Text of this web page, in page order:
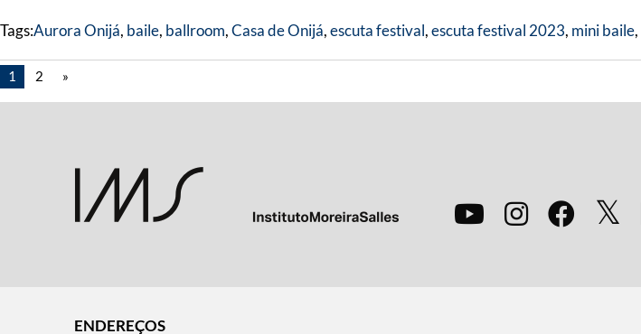
Tags:Aurora Onijá, baile, ballroom,Casa de Onijá,escuta festival,escuta festival 2023, mini baile,
1 2 »
ENDEREÇOS